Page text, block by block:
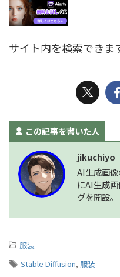
サイト内を検索できま
この記事を書いた人
jikuchiyo
AI生成画
にAI生成
グを開設。
-服装
-Stable Diffusion, 服装